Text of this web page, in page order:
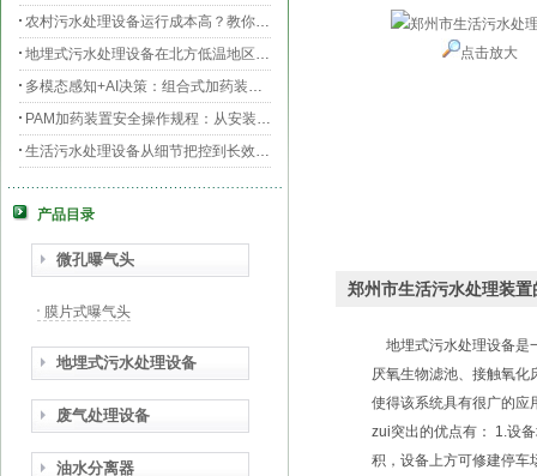
农村污水处理设备运行成本高？教你三招轻松降低运维费用！
地埋式污水处理设备在北方低温地区的运行稳定性：挑战与对策
多模态感知+AI决策：组合式加药装置的智能运维新范式
PAM加药装置安全操作规程：从安装到运维的全流程规范
生活污水处理设备从细节把控到长效运行的全流程指南
膜片曝气器安装指南，从池底准备到运行测试
PAC加药装置工业水处理的“化学魔法师”
产品目录
微孔曝气头
膜片式曝气头
地埋式污水处理设备
废气处理设备
油水分离器
点击放大
郑州市生活污水处理装
地埋式污水处理设备是
厌氧生物滤池、接触氧化
使得该系统具有很广的应
zui突出的优点有： 1.设
积，设备上方可修建停车